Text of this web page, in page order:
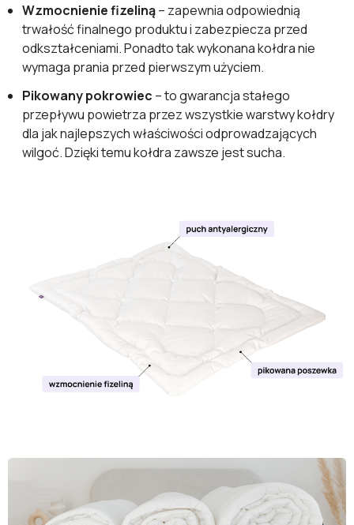
Wzmocnienie fizeliną– zapewnia odpowiednią
trwałość finalnego produktu i zabezpiecza przed
odkształceniami. Ponadto tak wykonana kołdra nie
wymaga prania przed pierwszym użyciem.
Pikowany pokrowiec – to gwarancja stałego
przepływu powietrza przez wszystkie warstwy kołdry
dla jak najlepszych właściwości odprowadzających
wilgoć. Dzięki temu kołdra zawsze jest sucha.